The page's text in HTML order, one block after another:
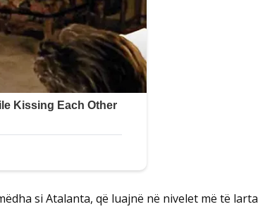
si Atalanta, që luajnë në nivelet më të larta